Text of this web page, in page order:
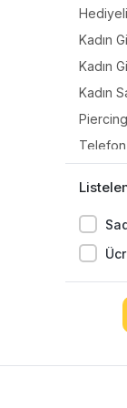
Kadın
Kadın
Kadın
Piercing
Telefon